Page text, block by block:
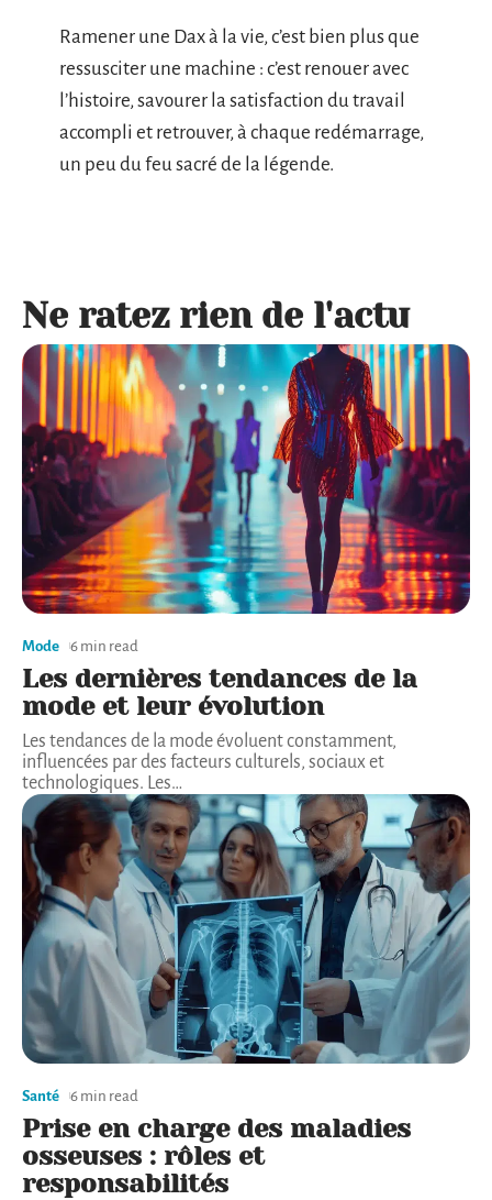
Ramener une Dax à la vie, c’est bien plus que
ressusciter une machine : c’est renouer avec
l’histoire, savourer la satisfaction du travail
accompli et retrouver, à chaque redémarrage,
un peu du feu sacré de la légende.
Ne ratez rien de l'actu
Mode 6 min read
Les dernières tendances de la
mode et leur évolution
Les tendances de la mode évoluent constamment,
influencées par des facteurs culturels, sociaux et
technologiques. Les…
Santé 6 min read
Prise en charge des maladies
osseuses : rôles et
responsabilités